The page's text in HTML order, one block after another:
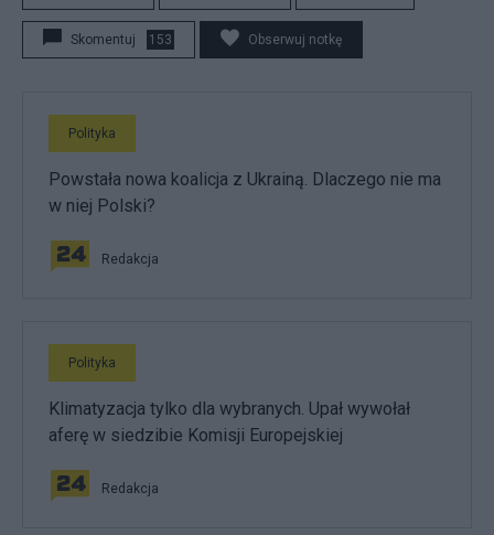
Skomentuj 153 Obserwuj notkę
Polityka
Powstała nowa koalicja z Ukrainą. Dlaczego nie ma
w niej Polski?
Redakcja
Polityka
Klimatyzacja tylko dla wybranych. Upał wywołał
aferę w siedzibie Komisji Europejskiej
Redakcja